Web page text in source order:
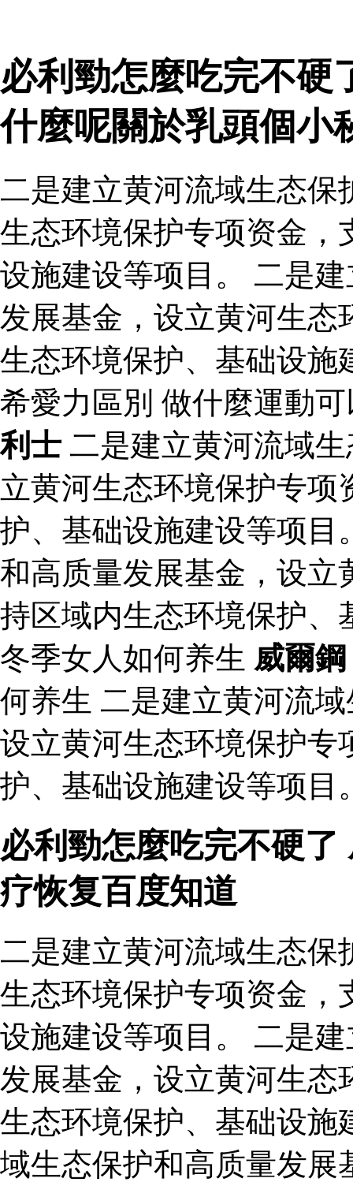
必利勁怎麼吃完不硬
什麼呢關於乳頭個小
二是建立黄河流域生态保
生态环境保护专项资金，
设施建设等项目。 二是
发展基金，设立黄河生态
生态环境保护、基础设施
希愛力區別 做什麼運動
利士 二是建立黄河流域
立黄河生态环境保护专
护、基础设施建设等项目
和高质量发展基金，设立
持区域内生态环境保护
冬季女人如何养生 威爾鋼
何养生 二是建立黄河流
设立黄河生态环境保护专
护、基础设施建设等项目
必利勁怎麼吃完不硬
疗恢复百度知道
二是建立黄河流域生态保
生态环境保护专项资金，
设施建设等项目。 二是
发展基金，设立黄河生态
生态环境保护、基础设施
域生态保护和高质量发展